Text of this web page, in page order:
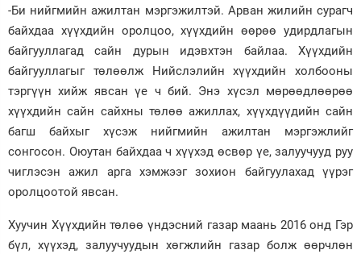
-Би нийгмийн ажилтан мэргэжилтэй. Арван жилийн сурагч
байхдаа хүүхдийн оролцоо, хүүхдийн өөрөө удирдлагын
байгууллагад сайн дурын идэвхтэн байлаа. Хүүхдийн
байгууллагыг төлөөлж Нийслэлийн хүүхдийн холбооны
тэргүүн хийж явсан үе ч бий. Энэ хүсэл мөрөөдлөөрөө
хүүхдийн сайн сайхны төлөө ажиллах, хүүхдүүдийн сайн
багш байхыг хүсэж нийгмийн ажилтан мэргэжлийг
сонгосон. Оюутан байхдаа ч хүүхэд өсвөр үе, залуучууд руу
чиглэсэн ажил арга хэмжээг зохион байгуулахад үүрэг
оролцоотой явсан.
Хуучин Хүүхдийн төлөө үндэсний газар маань 2016 онд Гэр
бүл, хүүхэд, залуучуудын хөгжлийн газар болж өөрчлөн